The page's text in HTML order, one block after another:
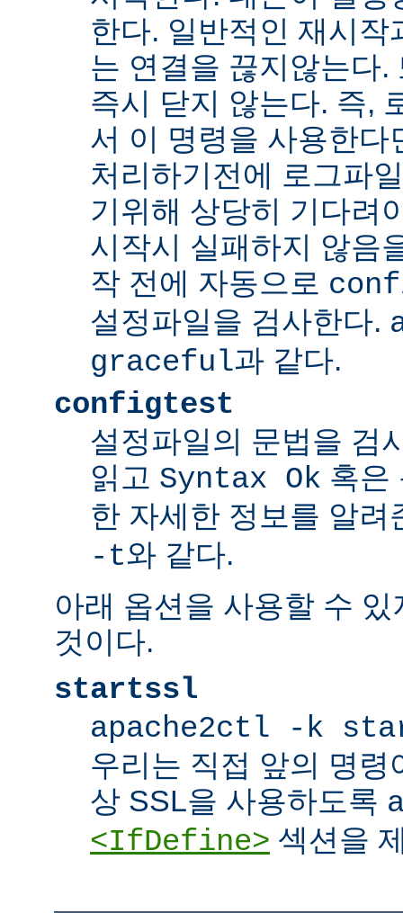
한다. 일반적인 재시작
는 연결을 끊지않는다.
즉시 닫지 않는다. 즉,
서 이 명령을 사용한다
처리하기전에 로그파
기위해 상당히 기다려
시작시 실패하지 않음
작 전에 자동으로
설정파일을 검사한다.
graceful과 같다.
configtest
설정파일의 문법을 검
읽고 Syntax Ok 혹은
한 자세한 정보를 알
-t와 같다.
아래 옵션을 사용할 수
것이다.
startssl
apache2ctl -k
우리는 직접 앞의 명령
상 SSL을 사용하도록
<IfDefine> 섹션을